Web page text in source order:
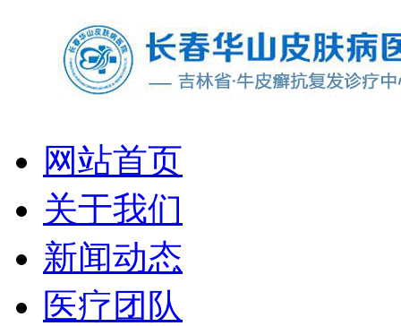
网站首页
关于我们
新闻动态
医疗团队